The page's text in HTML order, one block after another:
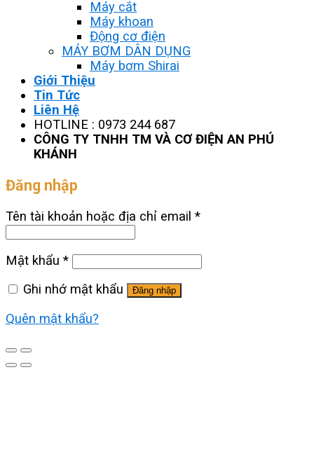
Máy cắt
Máy khoan
Động cơ điện
MÁY BƠM DÂN DỤNG
Máy bơm Shirai
Giới Thiệu
Tin Tức
Liên Hệ
HOTLINE : 0973 244 687
CÔNG TY TNHH TM VÀ CƠ ĐIỆN AN PHÚ
KHÁNH
Đăng nhập
Tên tài khoản hoặc địa chỉ email *
Mật khẩu *
Ghi nhớ mật khẩu
Đăng nhập
Quên mật khẩu?